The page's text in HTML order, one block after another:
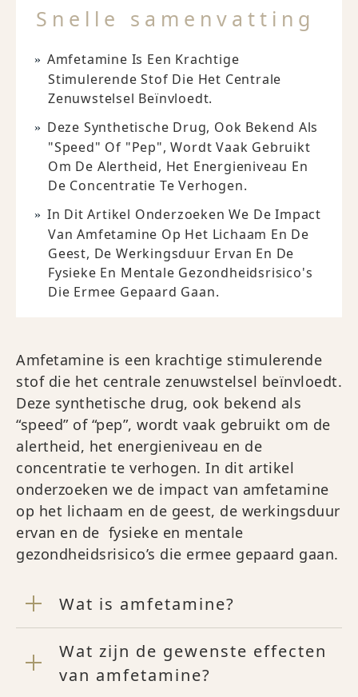
Snelle samenvatting
Amfetamine Is Een Krachtige
Stimulerende Stof Die Het Centrale
Zenuwstelsel Beïnvloedt.
Deze Synthetische Drug, Ook Bekend Als
"speed" Of "pep", Wordt Vaak Gebruikt
Om De Alertheid, Het Energieniveau En
De Concentratie Te Verhogen.
In Dit Artikel Onderzoeken We De Impact
Van Amfetamine Op Het Lichaam En De
Geest, De Werkingsduur Ervan En De
Fysieke En Mentale Gezondheidsrisico's
Die Ermee Gepaard Gaan.
Amfetamine is een krachtige stimulerende
stof die het centrale zenuwstelsel beïnvloedt.
Deze synthetische drug, ook bekend als
“speed” of “pep”, wordt vaak gebruikt om de
alertheid, het energieniveau en de
concentratie te verhogen. In dit artikel
onderzoeken we de impact van amfetamine
op het lichaam en de geest, de werkingsduur
ervan en de fysieke en mentale
gezondheidsrisico’s die ermee gepaard gaan.
Wat is amfetamine?
Wat zijn de gewenste effecten
van amfetamine?